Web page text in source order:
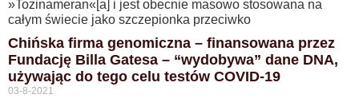
»Tozinameran«[a] i jest obecnie masowo stosowana na
całym świecie jako szczepionka przeciwko
Chińska firma genomiczna – finansowana przez
Fundację Billa Gatesa – “wydobywa” dane DNA,
używając do tego celu testów COVID-19
03-8-2021